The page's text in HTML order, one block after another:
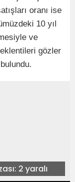
oranı ise
10 yıl
ve
gözler
2 yaralı